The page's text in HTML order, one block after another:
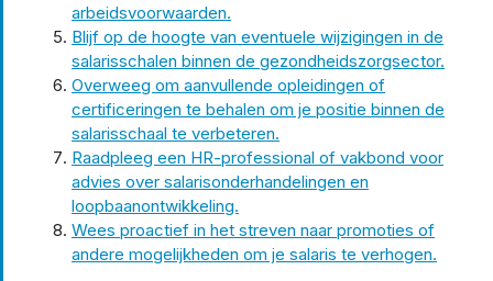
arbeidsvoorwaarden.
Blijf op de hoogte van eventuele wijzigingen in de
salarisschalen binnen de gezondheidszorgsector.
Overweeg om aanvullende opleidingen of
certificeringen te behalen om je positie binnen de
salarisschaal te verbeteren.
Raadpleeg een HR-professional of vakbond voor
advies over salarisonderhandelingen en
loopbaanontwikkeling.
Wees proactief in het streven naar promoties of
andere mogelijkheden om je salaris te verhogen.